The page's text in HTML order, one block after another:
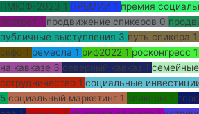
ПМЮФ-2023 1 ПРЕМИИ 1 премия
портрет 1 продвижение спикеров 0
публичные выступления 3 путь спикера 1
скфо 1 ремесла 1 риф2022 1 росконгресс 1
на кавказе 3 северный кавказ 1
сотрудничество 1 социальные
5 социальный маркетинг 1 спикеры 2